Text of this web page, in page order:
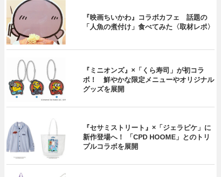
『映画ちいかわ』コラボカフェ 話題の
「人魚の煮付け」食べてみた〈取材レポ〉
『ミニオンズ』×「くら寿司」が初コラ
ボ！ 鮮やかな限定メニューやオリジナル
グッズを展開
『セサミストリート』×「ジェラピケ」に
新作登場へ！ 「CPD HOOME」とのトリ
プルコラボを展開